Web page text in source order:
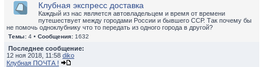
Клубная экспресс доставка
Каждый из нас является автовладельцем и время от времени
путешествует между городами России и бывшего ССР. Так почему бы
не помочь одноклубнику что то передать из одного города в другой?
Темы: 4 • Сообщения: 1632
Последнее сообщение:
12 ноя 2018, 11:58 diko
Клубная ПОЧТА !